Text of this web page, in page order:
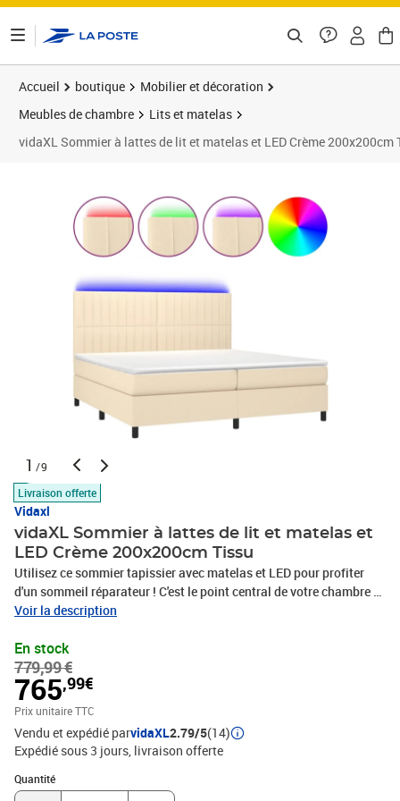
Accueil boutique
Mobilier et décoration
Meubles de chambre
Lits et matelas
vidaXL Sommier à lattes de lit et matelas et LED Crème 200x200cm
1 /9
Livraison offerte
Vidaxl
vidaXL Sommier à lattes de lit et matelas et
LED Crème 200x200cm Tissu
Utilisez ce sommier tapissier avec matelas et LED pour profiter
d'un sommeil réparateur ! C'est le point central de votre chambre à
coucher. Tissu durable : le tissu présente un aspect simple et
est réglable en hauteur selon vos préférences. La tête de lit vous
offre un excellent soutien du dos lorsque vous êtes assis dans
votre lit pour lire ou regarder la télévision.Bande LED colorée :
apportez de l'éclairage dans l'obscurité avec des lumières LED
colorées !Matelas à ressorts ensachés : le ressort ensaché
individuel intégré est connu pour sa très haute qualité tout en
assurant un haut niveau de durabilité et d'adaptabilité. Il peut
absorber efficacement le bruit et les chocs causés par les sauts et
Voir la description
En stock
779,99 €
765,99€
Prix unitaire TTC
Vendu et expédié parvidaXL2.79/5(14)
Expédié sous 3 jours livraison offerte
Quantité
Quantité : 1